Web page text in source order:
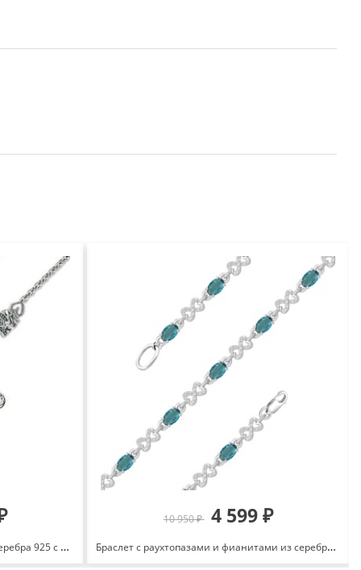
Браслет Слоны с марказитами из серебра 925 с оксидированием BR0754-MAC
10 950 ₽ 4 599 ₽
Браслет с раухтопазами и фианитами из серебра 925 с родированием 1421018801-12